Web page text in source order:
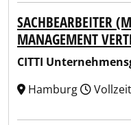
SACHBEARBEITER
MANAGEMENT
CITTI
Hamburg
Vollzeit